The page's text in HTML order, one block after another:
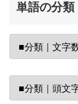
単語の分類